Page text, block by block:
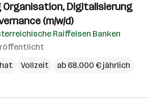
Organisation, Digitalisierung
(m/w/d)
Raiffeisen Banken
Vollzeit ab 68.000 € jährlich